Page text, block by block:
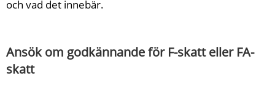
och vad det innebär.
Ansök om godkännande för F-skatt eller FA-
skatt